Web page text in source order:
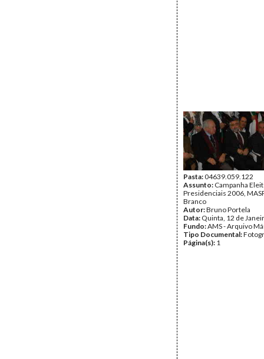
Pasta:04639.059.122
Assunto: Campanha
Presidenciais 2006,
Branco
Autor:Bruno Portela
Data: Quinta, 12 de
Fundo:AMS - Arquivo
Tipo Documental:
Página(s): 1